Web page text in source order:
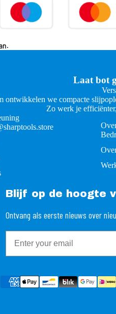
Laat bot
ontwikkelen we compacte
Zo werk je
Blijf op de hoogte
Ontvang als eerste nieuws over